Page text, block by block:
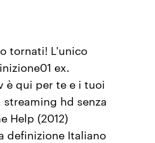
tornati! L'unico
ex.
è qui per te e i tuoi
hd senza
Help (2012)
definizione Italiano